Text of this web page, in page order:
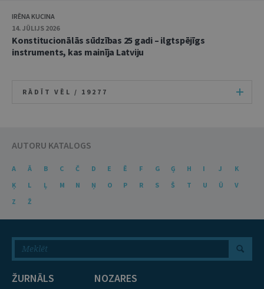
IRĒNA KUCINA
14. JŪLIJS 2026
Konstitucionālās sūdzības 25 gadi – ilgtspējīgs
instruments, kas mainīja Latviju
RĀDĪT VĒL / 19277
AUTORU KATALOGS
A Ā B C Č D E Ē F G Ģ H I J
K
Ķ
L Ļ M N Ņ O P R S Š T U Ū
V
Z
Ž
ŽURNĀLS NOZARES